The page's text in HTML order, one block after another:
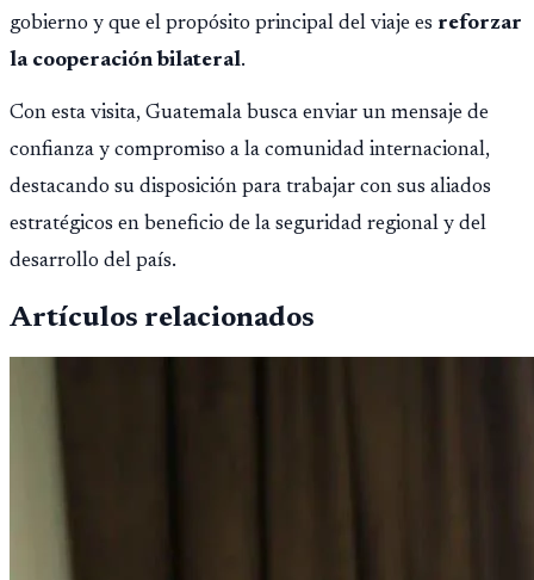
gobierno y que el propósito principal del viaje es reforzar
la cooperación bilateral.
Con esta visita, Guatemala busca enviar un mensaje de
confianza y compromiso a la comunidad internacional,
destacando su disposición para trabajar con sus aliados
estratégicos en beneficio de la seguridad regional y del
desarrollo del país.
Artículos relacionados